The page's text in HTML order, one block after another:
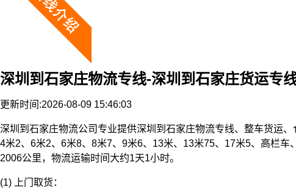
深圳到石家庄物流专线-深圳到石家庄货运专
更新时间:2026-08-09 15:46:03
深圳到石家庄物流公司专业提供深圳到石家庄物流专线、整车货运
4米2、6米2、6米8、8米7、9米6、13米、13米75、17米5、高栏
2006公里，物流运输时间大约1天1小时。
(1) 上门取货：